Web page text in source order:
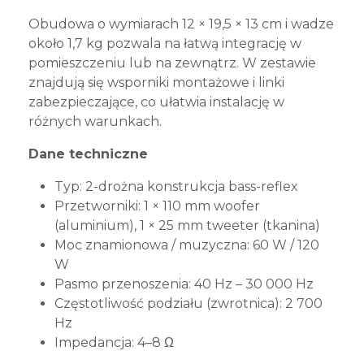
Obudowa o wymiarach 12 × 19,5 × 13 cm i wadze
około 1,7 kg pozwala na łatwą integrację w
pomieszczeniu lub na zewnątrz. W zestawie
znajdują się wsporniki montażowe i linki
zabezpieczające, co ułatwia instalację w
różnych warunkach.
Dane techniczne
Typ: 2-drożna konstrukcja bass-reflex
Przetworniki: 1 × 110 mm woofer
(aluminium), 1 × 25 mm tweeter (tkanina)
Moc znamionowa / muzyczna: 60 W / 120
W
Pasmo przenoszenia: 40 Hz – 30 000 Hz
Częstotliwość podziału (zwrotnica): 2 700
Hz
Impedancja: 4–8 Ω